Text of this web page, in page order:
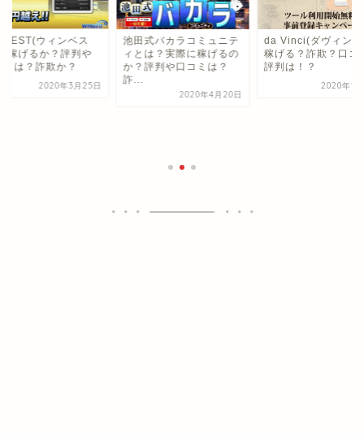
ウィンベス
稼げるか？評判や
ミは？詐欺か？
2020年3月25日
池田式バカラコミュニテ
ィとは？実際に稼げるの
か？評判や口コミは？
詐...
2020年4月20日
da Vinci(ダヴィン
稼げる？詐欺？口コ
評判は！？
2020年1